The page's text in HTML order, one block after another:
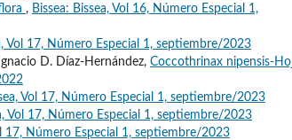
, Bissea: Bissea, Vol 16, Número Especial 1,
Vol 17, Número Especial 1, septiembre/2023
D. Díaz-Hernández, Coccothrinax nipensis-
Vol 17, Número Especial 1, septiembre/2023
Vol 17, Número Especial 1, septiembre/2023
17, Número Especial 1, septiembre/2023